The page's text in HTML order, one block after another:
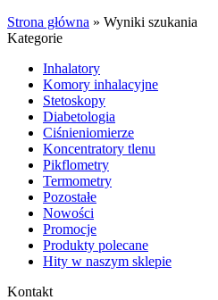
Strona główna » Wyniki szukania
Kategorie
Inhalatory
Komory inhalacyjne
Stetoskopy
Diabetologia
Ciśnieniomierze
Koncentratory tlenu
Pikflometry
Termometry
Pozostałe
Nowości
Promocje
Produkty polecane
Hity w naszym sklepie
Kontakt